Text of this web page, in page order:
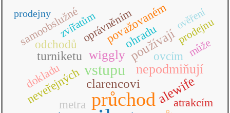
průchod
vstupu
alewife
nepodmiňují
clarencovi
používají
wiggly
turniketu
metra
neveřejných
odchodů ohradu
ovcím
považovaném
atrakcím
dokladu
oprávněním
samoobslužné
může
prodejnu
zvířatům ověření
prodejny